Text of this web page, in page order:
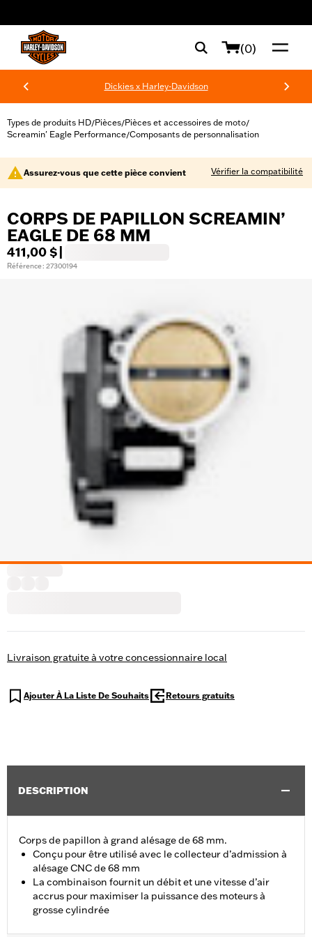
(0)
Dickies x Harley-Davidson
Types de produits HD/Pièces/Pièces et accessoires de moto/
Screamin' Eagle Performance/Composants de personnalisation
Assurez-vous que cette pièce convient Vérifier la compatibilité
CORPS DE PAPILLON SCREAMIN’
EAGLE DE 68 MM
411,00 $
Référence : 27300194
Livraison gratuite à votre concessionnaire local
Ajouter À La Liste De Souhaits Retours gratuits
DESCRIPTION
Corps de papillon à grand alésage de 68 mm.
Conçu pour être utilisé avec le collecteur d’admission à
alésage CNC de 68 mm
La combinaison fournit un débit et une vitesse d’air
accrus pour maximiser la puissance des moteurs à
grosse cylindrée